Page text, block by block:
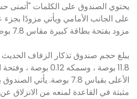
يحتوي الصندوق على الكلمات "أتمنى
على الجانب الأمامي ويأتي مزودًا
مزود بفتحة بطاقة كبيرة مقاس 7.8 بوصة.
11.8 بوصة ، وسمكه
الأعلى بقياس 7.8 بوصة.
مثبتة في القاعدة لمنعه من الانزلاق